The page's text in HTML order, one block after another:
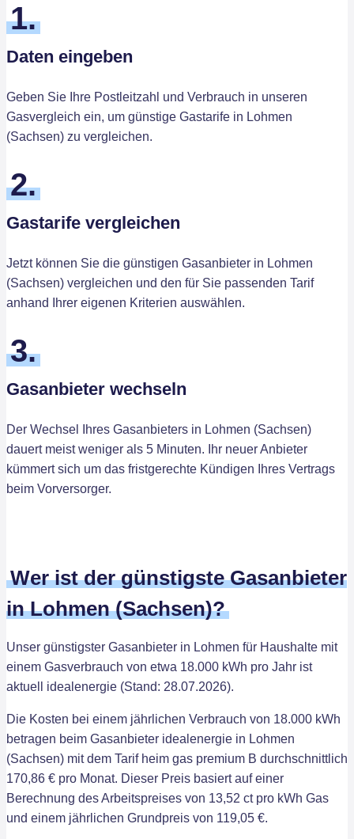
1.
Daten eingeben
Geben Sie Ihre Postleitzahl und Verbrauch in unseren
Gasvergleich ein, um günstige Gastarife in Lohmen
(Sachsen) zu vergleichen.
2.
Gastarife vergleichen
Jetzt können Sie die günstigen Gasanbieter in Lohmen
(Sachsen) vergleichen und den für Sie passenden Tarif
anhand Ihrer eigenen Kriterien auswählen.
3.
Gasanbieter wechseln
Der Wechsel Ihres Gasanbieters in Lohmen (Sachsen)
dauert meist weniger als 5 Minuten. Ihr neuer Anbieter
kümmert sich um das fristgerechte Kündigen Ihres Vertrags
beim Vorversorger.
Wer ist der günstigste Gasanbieter
in Lohmen (Sachsen)?
Unser günstigster Gasanbieter in Lohmen für Haushalte mit
einem Gasverbrauch von etwa 18.000 kWh pro Jahr ist
aktuell idealenergie (Stand: 28.07.2026).
Die Kosten bei einem jährlichen Verbrauch von 18.000 kWh
betragen beim Gasanbieter idealenergie in Lohmen
(Sachsen) mit dem Tarif heim gas premium B durchschnittlich
170,86 € pro Monat. Dieser Preis basiert auf einer
Berechnung des Arbeitspreises von 13,52 ct pro kWh Gas
und einem jährlichen Grundpreis von 119,05 €.